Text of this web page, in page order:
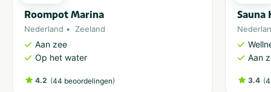
Roompot Marina
Nederland Zeeland
Aan zee
Op het water
4.2 (44 beoordelingen)
Sauna
Aan
3.4 (